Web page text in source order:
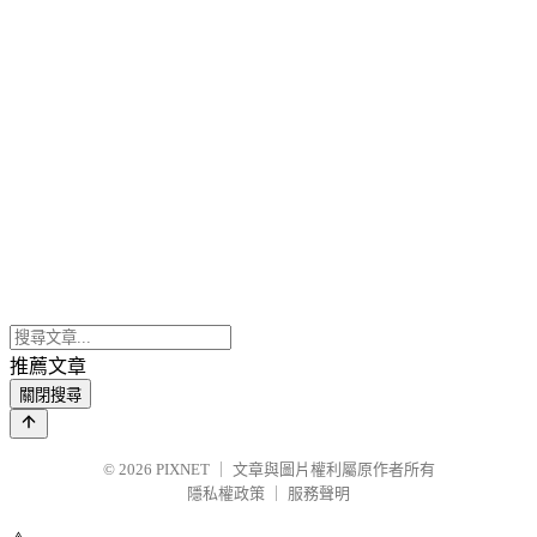
推薦文章
關閉搜尋
© 2026 PIXNET
文章與圖片權利屬原作者所有
隱私權政策
服務聲明